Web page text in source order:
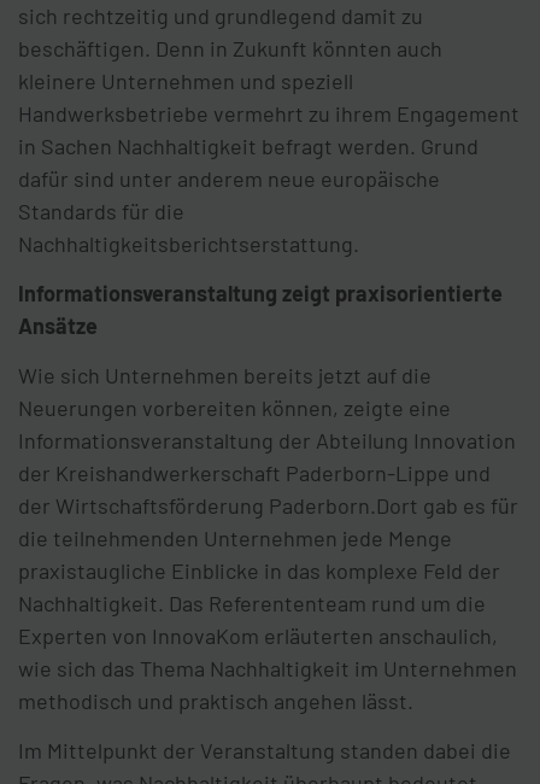
sich rechtzeitig und grundlegend damit zu
beschäftigen. Denn in Zukunft könnten auch
kleinere Unternehmen und speziell
Handwerksbetriebe vermehrt zu ihrem Engagement
in Sachen Nachhaltigkeit befragt werden. Grund
dafür sind unter anderem neue europäische
Standards für die
Nachhaltigkeitsberichtserstattung.
Informationsveranstaltung zeigt praxisorientierte
Ansätze
Wie sich Unternehmen bereits jetzt auf die
Neuerungen vorbereiten können, zeigte eine
Informationsveranstaltung der Abteilung Innovation
der Kreishandwerkerschaft Paderborn-Lippe und
der Wirtschaftsförderung Paderborn.Dort gab es für
die teilnehmenden Unternehmen jede Menge
praxistaugliche Einblicke in das komplexe Feld der
Nachhaltigkeit. Das Referententeam rund um die
Experten von InnovaKom erläuterten anschaulich,
wie sich das Thema Nachhaltigkeit im Unternehmen
methodisch und praktisch angehen lässt.
Im Mittelpunkt der Veranstaltung standen dabei die